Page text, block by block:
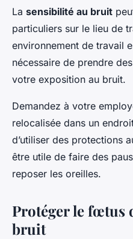
La sensibilité au bruit
particuliers sur le lieu de
environnement de travail
nécessaire de prendre
votre exposition au bruit.
Demandez à votre
relocalisée dans un
d’utiliser des protections
être utile de faire des
reposer les oreilles.
Protéger le fœtus
bruit